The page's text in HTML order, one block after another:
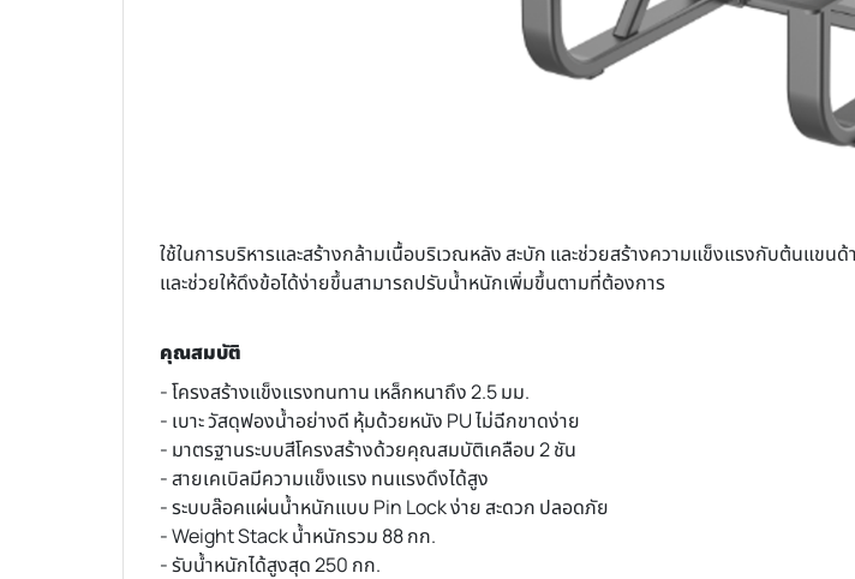
ใช้ในการบริหารและสร้างกล้ามเนื้อบริเวณหลัง สะบัก และช่วยสร้างความแข็งแรงกับต้นแขนด้
และช่วยให้ดึงข้อได้ง่ายขึ้นสามารถปรับน้ำหนักเพิ่มขึ้นตามที่ต้องการ
คุณสมบัติ
- โครงสร้างแข็งแรงทนทาน เหล็กหนาถึง 2.5 มม.
- เบาะ วัสดุฟองน้ำอย่างดี หุ้มด้วยหนัง PU ไม่ฉีกขาดง่าย
- มาตรฐานระบบสีโครงสร้างด้วยคุณสมบัติเคลือบ 2 ชัน
- สายเคเบิลมีความแข็งแรง ทนแรงดึงได้สูง
- ระบบล๊อคแผ่นน้ำหนักแบบ Pin Lock ง่าย สะดวก ปลอดภัย
- Weight Stack น้ำหนักรวม 88 กก.
- รับน้ำหนักได้สูงสุด 250 กก.